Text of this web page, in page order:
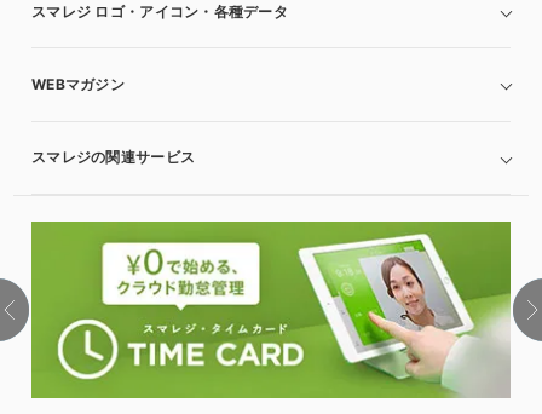
スマレジ ロゴ・アイコン・各種データ
WEBマガジン
スマレジの関連サービス